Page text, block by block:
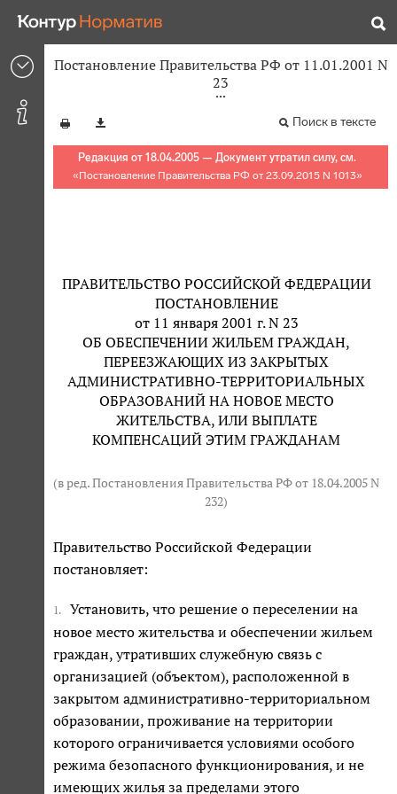
Постановление Правительства РФ от 11.01.2001 N
23
Поиск в тексте
Редакция от 18.04.2005 — Документ утратил силу, см.
«Постановление Правительства РФ от 23.09.2015 N 1013»
ПРАВИТЕЛЬСТВО РОССИЙСКОЙ ФЕДЕРАЦИИ
ПОСТАНОВЛЕНИЕ
от 11 января 2001 г. N 23
ОБ ОБЕСПЕЧЕНИИ ЖИЛЬЕМ ГРАЖДАН,
ПЕРЕЕЗЖАЮЩИХ ИЗ ЗАКРЫТЫХ
АДМИНИСТРАТИВНО-ТЕРРИТОРИАЛЬНЫХ
ОБРАЗОВАНИЙ НА НОВОЕ МЕСТО
ЖИТЕЛЬСТВА, ИЛИ ВЫПЛАТЕ
КОМПЕНСАЦИЙ ЭТИМ ГРАЖДАНАМ
(в ред. Постановления Правительства РФ от 18.04.2005 N
232)
Правительство Российской Федерации
постановляет:
1.
Установить, что решение о переселении на
новое место жительства и обеспечении жильем
граждан, утративших служебную связь с
организацией (объектом), расположенной в
закрытом административно-территориальном
образовании, проживание на территории
которого ограничивается условиями особого
режима безопасного функционирования, и не
имеющих жилья за пределами этого